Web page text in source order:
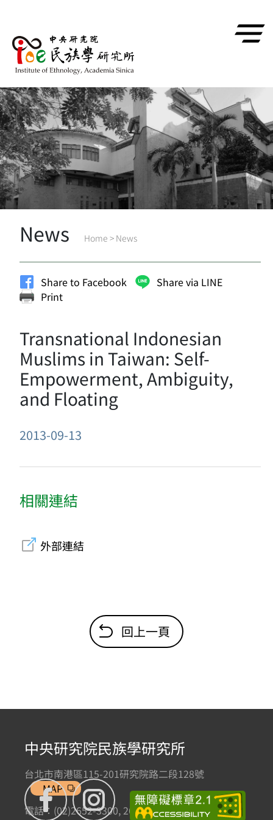
News Home > News
Share to Facebook
Share via LINE
Print
Transnational Indonesian
Muslims in Taiwan: Self-
Empowerment, Ambiguity,
and Floating
2013-09-13
相關連結
外部連結
回上一頁
中央研究院民族學研究所
台北市南港區115-201研究院路二段128號
MAP
電話：(02)2652-3300, 2652-3301 傳真：(02)2785-